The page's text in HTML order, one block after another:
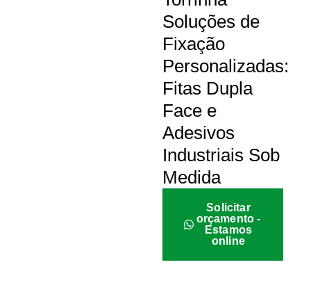
Soluções de
Fixação
Personalizadas:
Fitas Dupla
Face e
Adesivos
Industriais Sob
Medida
Solicitar
orçamento -
Estamos
online